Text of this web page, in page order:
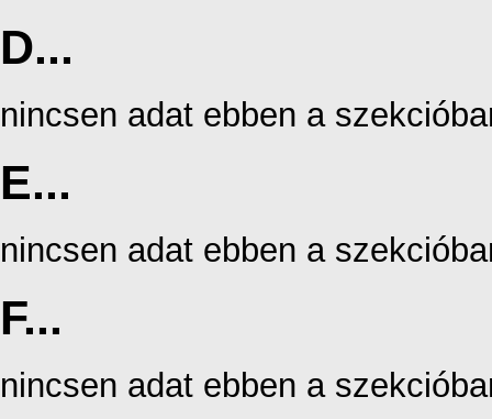
D...
nincsen adat ebben a
E...
nincsen adat ebben a
F...
nincsen adat ebben a